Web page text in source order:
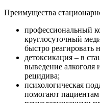
Преимущества
профессиональный
круглосуточный
быстро реагировать
детоксикация – в
выведение алкоголя
рецидива;
психологическая
помогают